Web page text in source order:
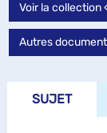
Voir la collection
Autres
SUJET